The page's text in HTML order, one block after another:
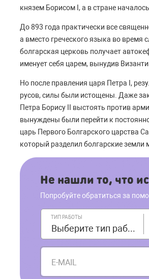
князем Борисом I, а в стране
До 893 года практически все
а вместо греческого языка во время
болгарская церковь получает
именует себя царем, вынудив
Но после правления царя Петра I,
русов, силы были истощены. Даже
Петра Борису II выстоять против
вынуждены были перейти к
царь Первого Болгарского царства
который разделил болгарские земли
Не нашли то, что
Попробуйте обратиться за
ТИП РАБОТЫ
Выберите тип работы
E-MAIL